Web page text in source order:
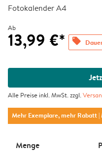
Fotokalender A4
Ab
13,99 €* offers
Alle Preise inkl. MwSt. zzgl.
Mehr Exemplare, mehr Rabatt|
Menge